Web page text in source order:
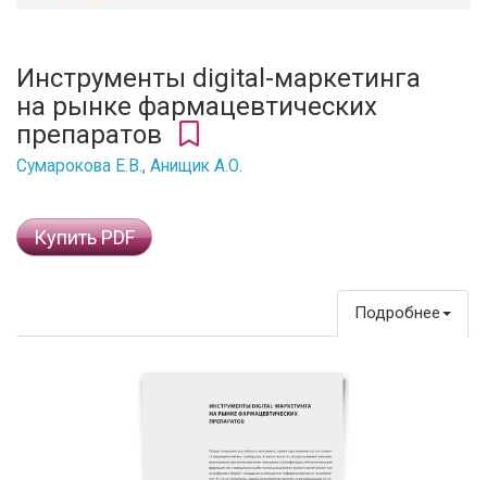
Инструменты digital-маркетинга
на рынке фармацевтических
препаратов
Сумарокова Е.В., Анищик А.О.
Купить PDF
Подробнее